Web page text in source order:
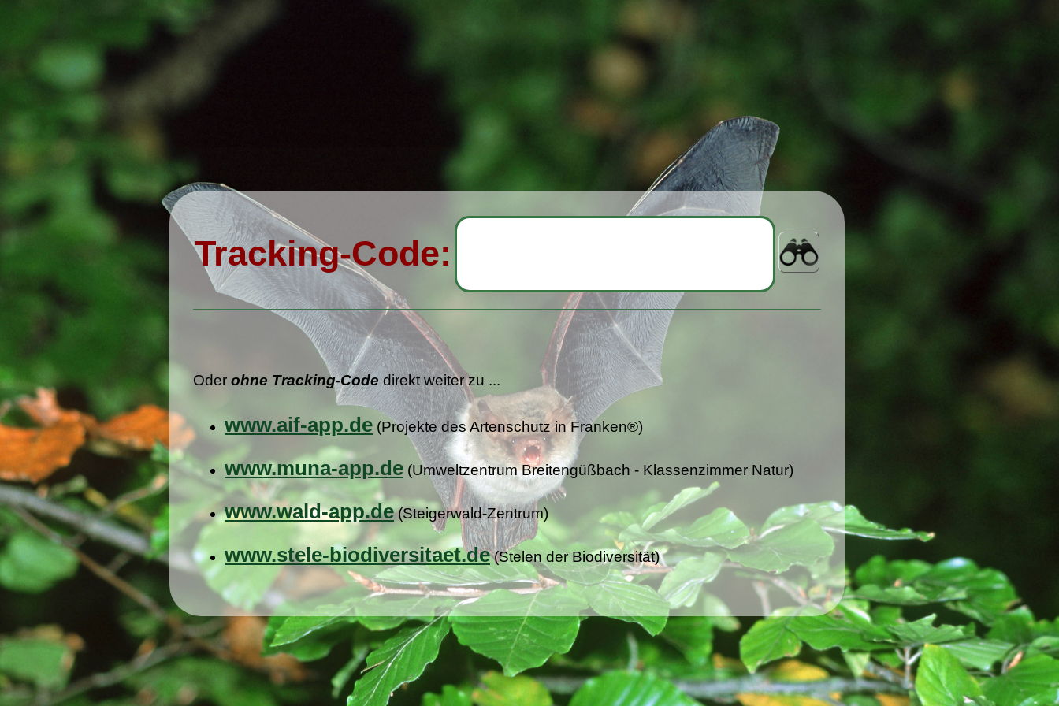
Tracking-Code:
Oder ohne Tracking-Codedirekt weiter zu ...
www.aif-app.de (Projekte des Artenschutz in Franken®)
www.muna-app.de (Umweltzentrum Breitengüßbach - Klassenzimmer Natur)
www.wald-app.de(Steigerwald-Zentrum)
www.stele-biodiversitaet.de(Stelen der Biodiversität)